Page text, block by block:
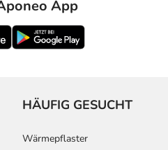
App
HÄUFIG GESUCHT
Wärmepflaster